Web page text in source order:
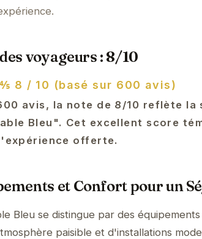
voyageurs : 8/10
8 / 10 (basé sur 600 avis)
avis, la note de 8/10 reflète
Bleu". Cet excellent score
offerte.
et Confort pour un
Bleu se distingue par des
paisible et d'installations